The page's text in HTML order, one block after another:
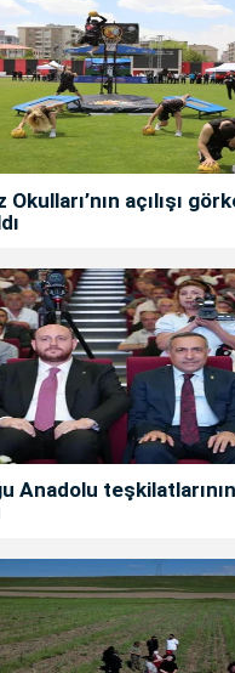
Okulları’nın açılışı
Anadolu